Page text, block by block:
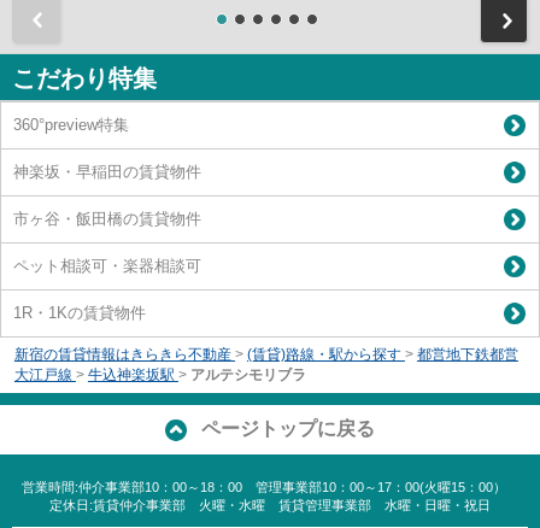
こだわり特集
360°preview特集
神楽坂・早稲田の賃貸物件
市ヶ谷・飯田橋の賃貸物件
ペット相談可・楽器相談可
1R・1Kの賃貸物件
新宿の賃貸情報はきらきら不動産 > (賃貸)路線・駅から探す > 都営地下鉄都営
大江戸線 > 牛込神楽坂駅 > アルテシモリブラ
ページトップに戻る
営業時間:仲介事業部10：00～18：00 管理事業部10：00～17：00(火曜15：00）
定休日:賃貸仲介事業部 火曜・水曜 賃貸管理事業部 水曜・日曜・祝日